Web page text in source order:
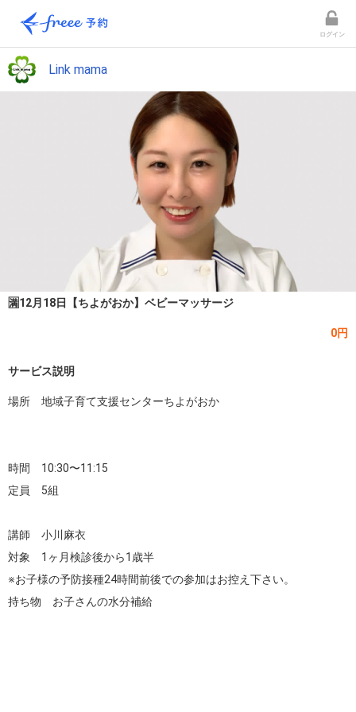
ログイン
Link mama
🈵12月18日【ちよがおか】ベビーマッサージ
0円
サービス説明
場所　地域子育て支援センターちよがおか
時間　10:30〜11:15
定員　5組
講師　小川麻衣
対象　1ヶ月検診後から1歳半
※お子様の予防接種24時間前後での参加はお控え下さい。
持ち物　お子さんの水分補給